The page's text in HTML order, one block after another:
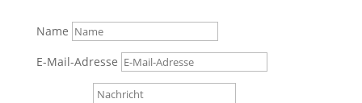
Name
E-Mail-Adresse